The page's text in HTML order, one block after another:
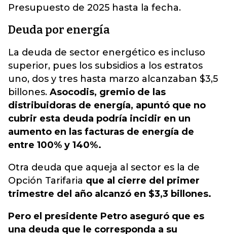
Presupuesto de 2025 hasta la fecha.
Deuda por energía
La deuda de sector energético es incluso
superior, pues los subsidios a los estratos
uno, dos y tres hasta marzo alcanzaban $3,5
billones. Asocodis, gremio de las
distribuidoras de energía, apuntó que no
cubrir esta deuda podría incidir en un
aumento en las facturas de energía de
entre 100% y 140%.
Otra deuda que aqueja al sector es la de
Opción Tarifaria que al cierre del primer
trimestre del año alcanzó en $3,3 billones.
Pero el presidente Petro aseguró que es
una deuda que le corresponda a su